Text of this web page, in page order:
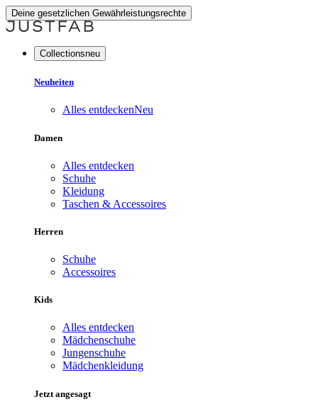
Deine gesetzlichen Gewährleistungsrechte
Collectionsneu
Neuheiten
Alles entdeckenNeu
Damen
Alles entdecken
Schuhe
Kleidung
Taschen & Accessoires
Herren
Schuhe
Accessoires
Kids
Alles entdecken
Mädchenschuhe
Jungenschuhe
Mädchenkleidung
Jetzt angesagt